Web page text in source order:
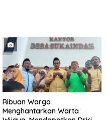
Ribuan Warga
Menghantarkan Warta